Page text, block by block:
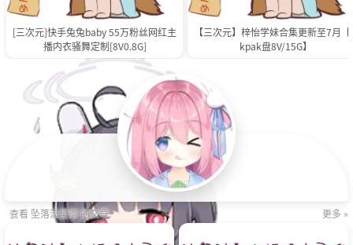
[三次元]快手兔兔baby 55万粉丝网红主
播内衣骚舞定制[8V0.8G]
【三次元】梓怡学妹合集更新至7月
kpak盘8V/15G】
查看 坠落流星雨 的文章 更多 »